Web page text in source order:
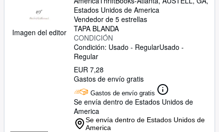
Imagen del editor
Estados Unidos de America
Vendedor de 5 estrellas
TAPA BLANDA
CONDICIÓN
Condición: Usado - RegularUsado -
Regular
EUR 7,28
Gastos de envío gratis
Gastos de envío gratis
Se envía dentro de Estados Unidos de
America
Se envía dentro de Estados Unidos de
America